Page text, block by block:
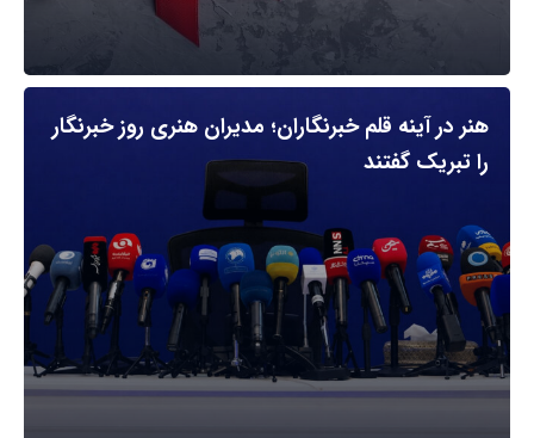
هنر در آینه قلم خبرنگاران؛ مدیران هنری روز خبرنگار
را تبریک گفتند